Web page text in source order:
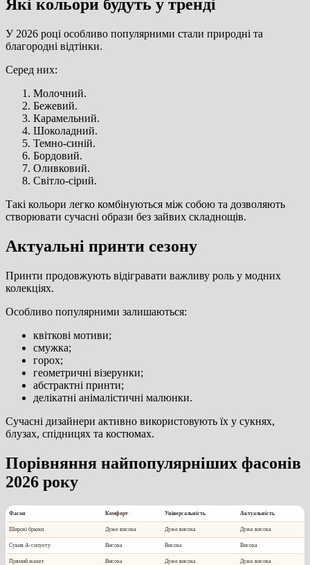
Які кольори будуть у тренді
У 2026 році особливо популярними стали природні та
благородні відтінки.
Серед них:
Молочний.
Бежевий.
Карамельний.
Шоколадний.
Темно-синій.
Бордовий.
Оливковий.
Світло-сірий.
Такі кольори легко комбінуються між собою та дозволяють
створювати сучасні образи без зайвих складнощів.
Актуальні принти сезону
Принти продовжують відігравати важливу роль у модних
колекціях.
Особливо популярними залишаються:
квіткові мотиви;
смужка;
горох;
геометричні візерунки;
абстрактні принти;
делікатні анімалістичні малюнки.
Сучасні дизайнери активно використовують їх у сукнях,
блузах, спідницях та костюмах.
Порівняння найпопулярніших фасонів
2026 року
Фасон Комфорт Універсальність Актуальність
Широкі брюки Дуже висока Дуже висока Дуже висока
Сукня А-силуету Висока Висока Висока
Прямий жакет Висока Дуже висока Дуже висока